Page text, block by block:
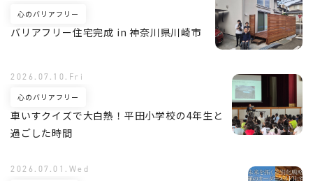
バリアフリー住宅完成 in 神奈川県川崎市
心のバリアフリー
車いすクイズで大白熱！平田小学校の4年生と
過ごした時間
心のバリアフリー
2026.07.10.Fri
2026.07.01.Wed